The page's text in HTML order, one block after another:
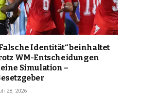
Identität“ beinhaltet
WM-Entscheidungen
Simulation –
28, 2026